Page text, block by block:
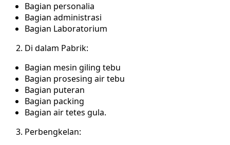
Bagian personalia
Bagian administrasi
Bagian Laboratorium
Di dalam Pabrik:
Bagian mesin giling tebu
Bagian prosesing air tebu
Bagian puteran
Bagian packing
Bagian air tetes gula.
Perbengkelan: